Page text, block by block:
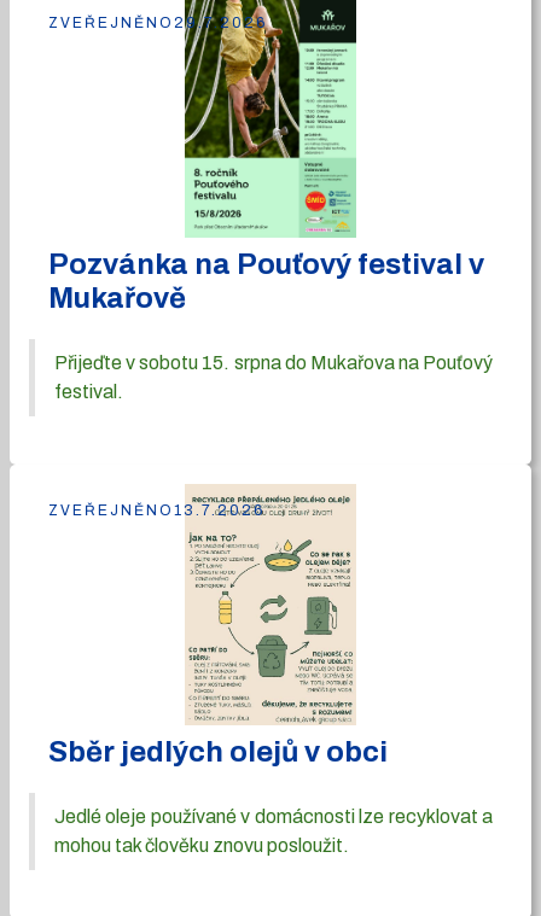
Pozvánka na Pouťový festival v
Mukařově
Přijeďte v sobotu 15. srpna do Mukařova na Pouťový
festival.
ZVEŘEJNĚNO 29.7.2026
Sběr jedlých olejů v obci
Jedlé oleje používané v domácnosti lze recyklovat a
mohou tak člověku znovu posloužit.
ZVEŘEJNĚNO 13.7.2026